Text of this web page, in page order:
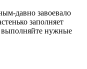
давно завоевало
заполняет
выполняйте нужные